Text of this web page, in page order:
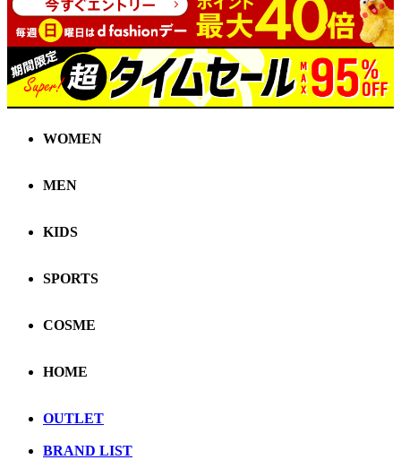
WOMEN
MEN
KIDS
SPORTS
COSME
HOME
OUTLET
BRAND LIST